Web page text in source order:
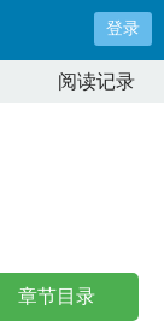
登录
阅读记录
章节目录